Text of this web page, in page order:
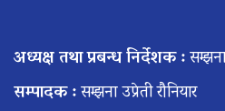
अध्यक्ष तथा प्रबन्ध निर्देशक :
सम्पादक :सम्झना उप्रेती रौनियार